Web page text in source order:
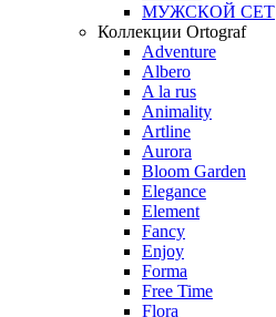
МУЖСКОЙ СЕТ
Коллекции Ortograf
Adventure
Albero
A la rus
Animality
Artline
Aurora
Bloom Garden
Elegance
Element
Fancy
Enjoy
Forma
Free Time
Flora